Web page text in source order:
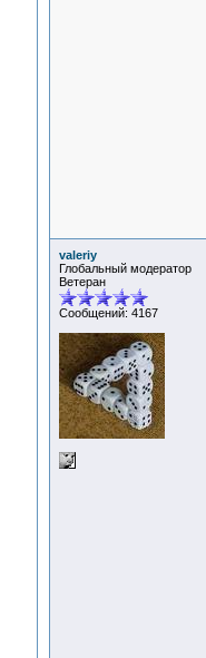
valeriy
Глобальный модератор
Ветеран
Сообщений: 4167